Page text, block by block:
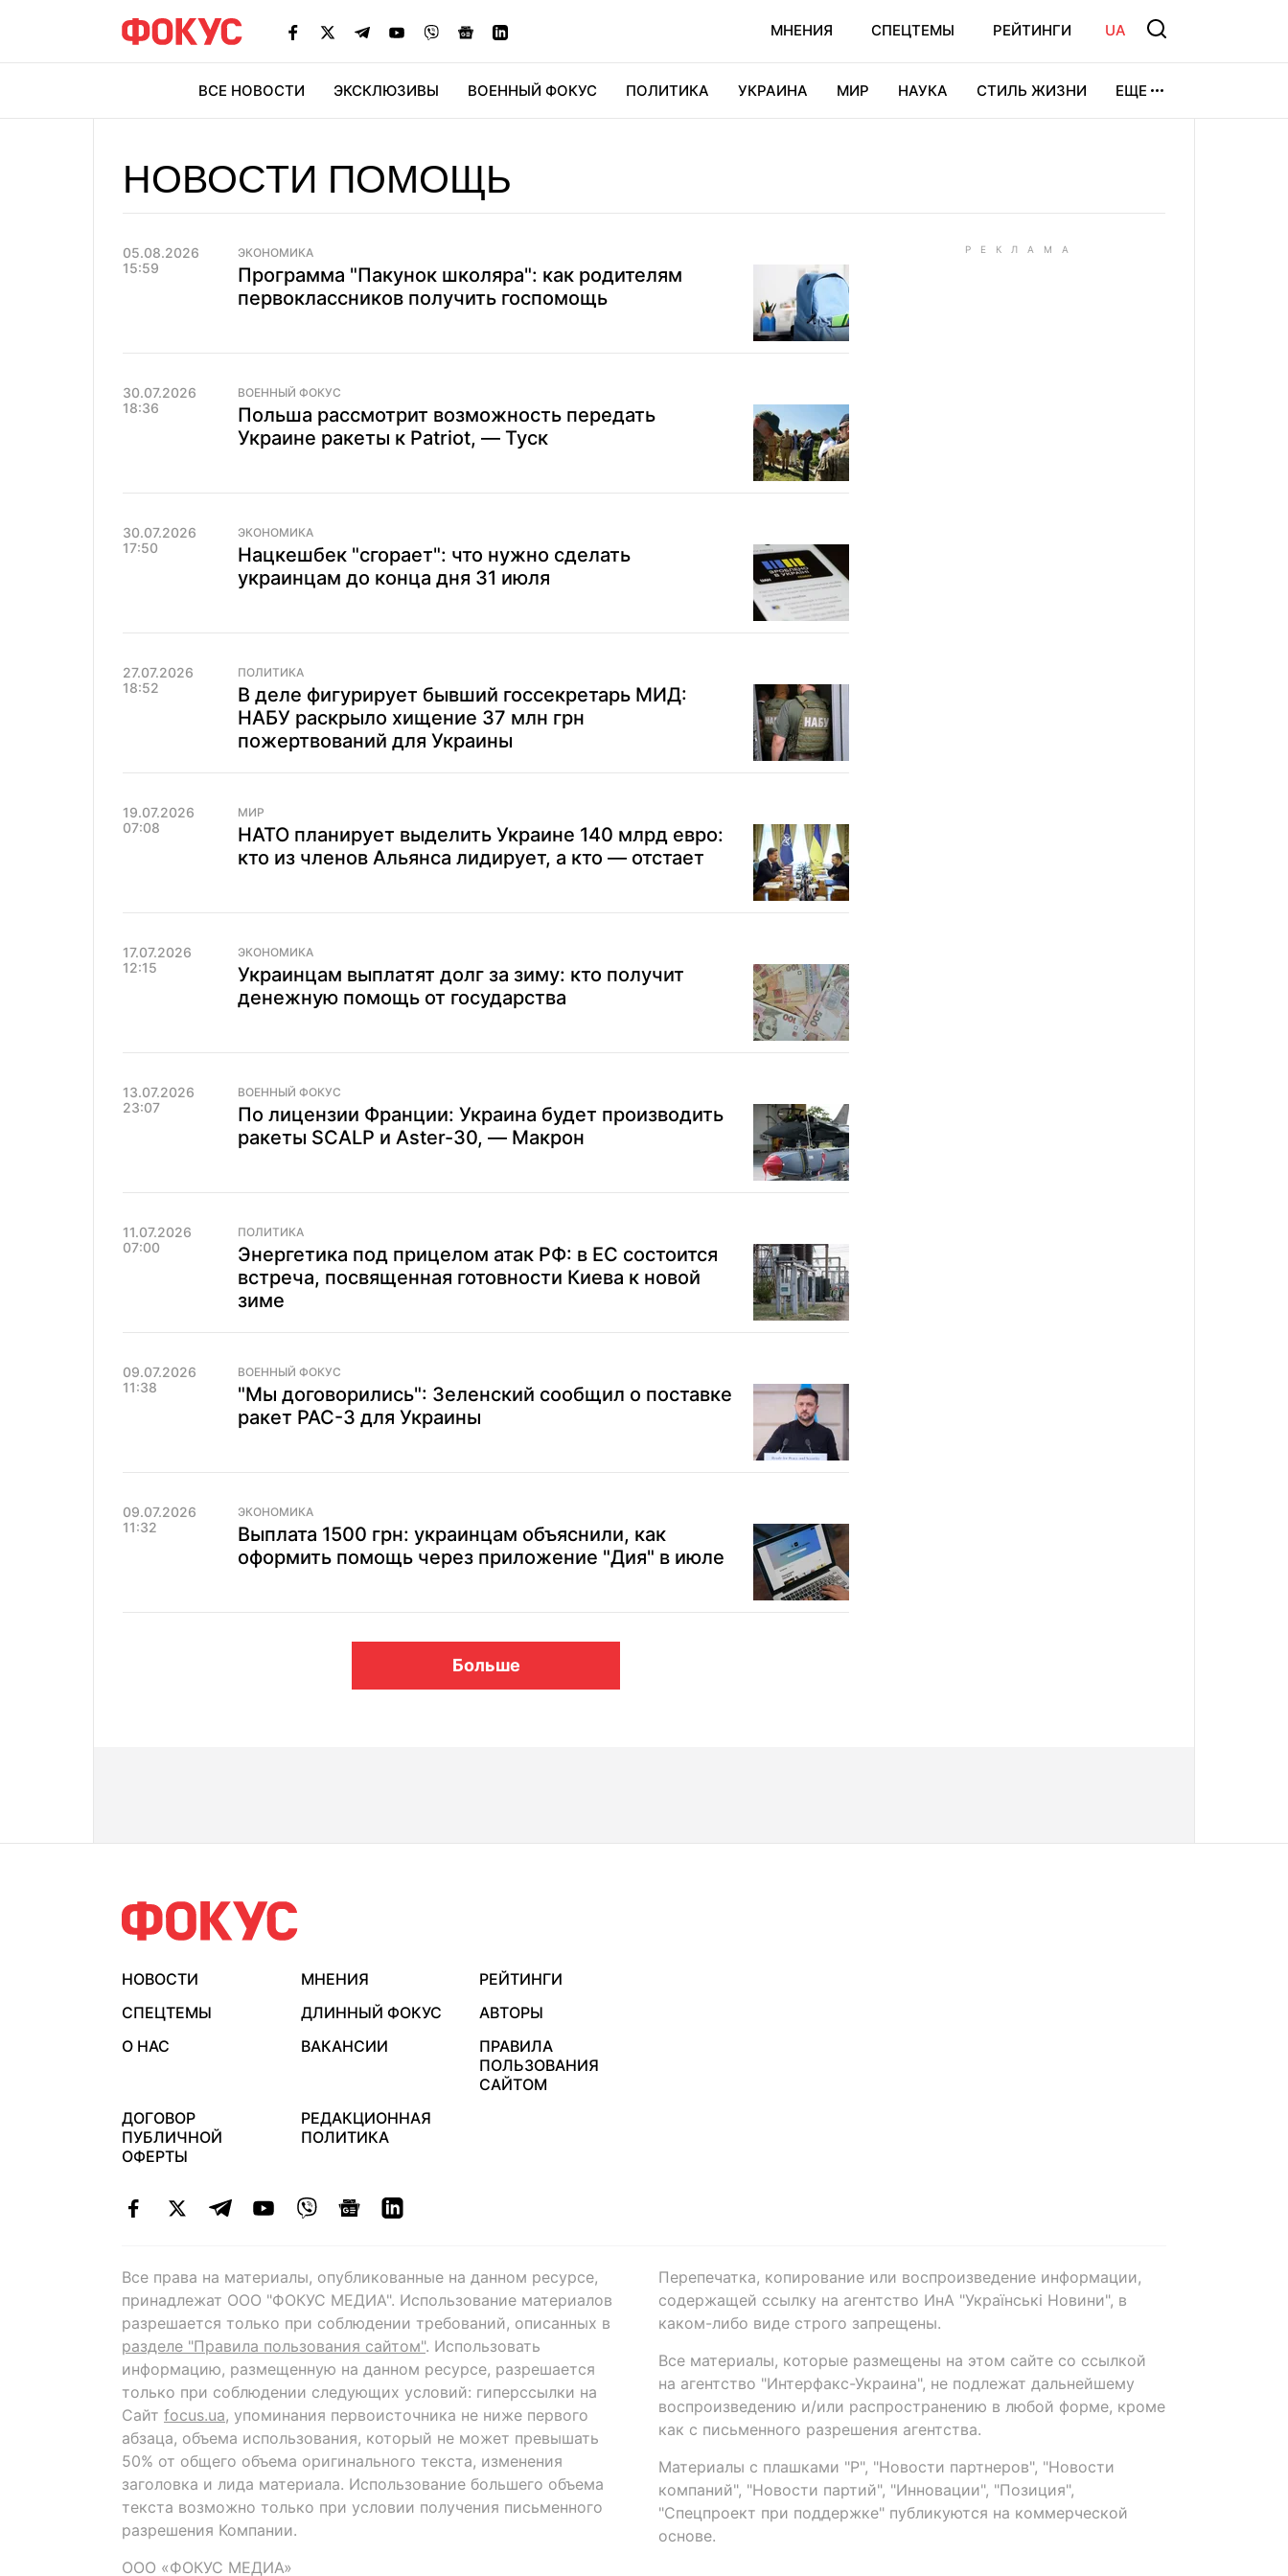
МНЕНИЯ СПЕЦТЕМЫ РЕЙТИНГИ UA
ВСЕ НОВОСТИ ЭКСКЛЮЗИВЫ ВОЕННЫЙ ФОКУС ПОЛИТИКА УКРАИНА МИР НАУКА СТИЛЬ ЖИЗНИ ЕЩЕ
НОВОСТИ ПОМОЩЬ
05.08.2026
15:59
ЭКОНОМИКА
Программа "Пакунок школяра": как родителям
первоклассников получить госпомощь
30.07.2026
18:36
ВОЕННЫЙ ФОКУС
Польша рассмотрит возможность передать
Украине ракеты к Patriot, — Туск
30.07.2026
17:50
ЭКОНОМИКА
Нацкешбек "сгорает": что нужно сделать
украинцам до конца дня 31 июля
27.07.2026
18:52
ПОЛИТИКА
В деле фигурирует бывший госсекретарь МИД:
НАБУ раскрыло хищение 37 млн грн
пожертвований для Украины
19.07.2026
07:08
МИР
НАТО планирует выделить Украине 140 млрд евро:
кто из членов Альянса лидирует, а кто — отстает
17.07.2026
12:15
ЭКОНОМИКА
Украинцам выплатят долг за зиму: кто получит
денежную помощь от государства
13.07.2026
23:07
ВОЕННЫЙ ФОКУС
По лицензии Франции: Украина будет производить
ракеты SCALP и Aster-30, — Макрон
11.07.2026
07:00
ПОЛИТИКА
Энергетика под прицелом атак РФ: в ЕС состоится
встреча, посвященная готовности Киева к новой
зиме
09.07.2026
11:38
ВОЕННЫЙ ФОКУС
"Мы договорились": Зеленский сообщил о поставке
ракет PAC-3 для Украины
09.07.2026
11:32
ЭКОНОМИКА
Выплата 1500 грн: украинцам объяснили, как
оформить помощь через приложение "Дия" в июле
Больше
НОВОСТИ МНЕНИЯ
РЕЙТИНГИ
СПЕЦТЕМЫ
ДЛИННЫЙ ФОКУС
АВТОРЫ
О НАС
ВАКАНСИИ
ПРАВИЛА
ПОЛЬЗОВАНИЯ
САЙТОМ
ДОГОВОР
ПУБЛИЧНОЙ
ОФЕРТЫ
РЕДАКЦИОННАЯ
ПОЛИТИКА
Все права на материалы, опубликованные на данном ресурсе,
принадлежат ООО "ФОКУС МЕДИА". Использование материалов
разрешается только при соблюдении требований, описанных в
разделе "Правила пользования сайтом". Использовать
информацию, размещенную на данном ресурсе, разрешается
только при соблюдении следующих условий: гиперссылки на
Сайт focus.ua, упоминания первоисточника не ниже первого
абзаца, объема использования, который не может превышать
50% от общего объема оригинального текста, изменения
заголовка и лида материала. Использование большего объема
текста возможно только при условии получения письменного
разрешения Компании.
ООО «ФОКУС МЕДИА»
Перепечатка, копирование или воспроизведение информации,
содержащей ссылку на агентство ИнА "Українські Новини", в
каком-либо виде строго запрещены.
Все материалы, которые размещены на этом сайте со ссылкой
на агентство "Интерфакс-Украина", не подлежат дальнейшему
воспроизведению и/или распространению в любой форме, кроме
как с письменного разрешения агентства.
Материалы с плашками "Р", "Новости партнеров", "Новости
компаний", "Новости партий", "Инновации", "Позиция",
"Спецпроект при поддержке" публикуются на коммерческой
основе.